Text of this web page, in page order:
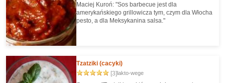
Maciej Kuroń: "Sos barbecue jest dla
amerykańskiego grillowicza tym, czym dla Włocha
pesto, a dla Meksykanina salsa."
Tzatziki (cacyki)
[3]lakto-wege